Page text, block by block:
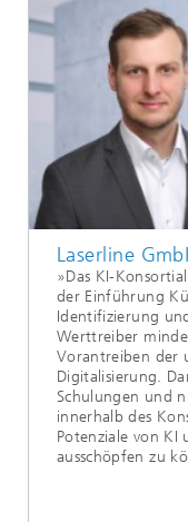
Laserline
»Das KI-
der Einführung
Identifizierung
Werttreiber
Vorantreiben der
Digitalisierung.
Schulungen und
innerhalb des
Potenziale von
ausschöpfen zu